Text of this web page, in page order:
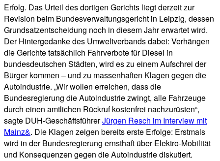
Erfolg. Das Urteil des dortigen Gerichts liegt derzeit zur
Revision beim Bundesverwaltungsgericht in Leipzig, dessen
Grundsatzentscheidung noch in diesem Jahr erwartet wird.
Der Hintergedanke des Umweltverbands dabei: Verhängen
die Gerichte tatsächlich Fahrverbote für Diesel in
bundesdeutschen Städten, wird es zu einem Aufschrei der
Bürger kommen – und zu massenhaften Klagen gegen die
Autoindustrie. „Wir wollen erreichen, dass die
Bundesregierung die Autoindustrie zwingt, alle Fahrzeuge
durch einen amtlichen Rückruf kostenfrei nachzurüsten“,
sagte DUH-GeschäftsführerJürgen Resch im Interview mit
Mainz&. Die Klagen zeigen bereits erste Erfolge: Erstmals
wird in der Bundesregierung ernsthaft über Elektro-Mobilität
und Konsequenzen gegen die Autoindustrie diskutiert.